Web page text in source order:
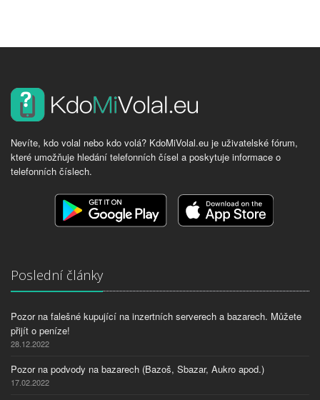
Nevíte, kdo volal nebo kdo volá? KdoMiVolal.eu je uživatelské fórum,
které umožňuje hledání telefonních čísel a poskytuje informace o
telefonních číslech.
Poslední články
Pozor na falešné kupující na inzertních serverech a bazarech. Můžete
přijít o peníze!
28.12.2022
Pozor na podvody na bazarech (Bazoš, Sbazar, Aukro apod.)
17.02.2022